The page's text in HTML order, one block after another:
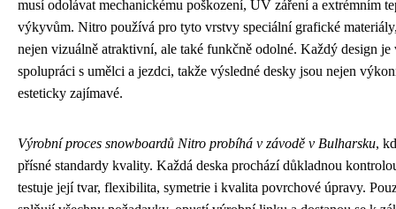
musí odolávat mechanickému poškození, UV záření a extrémním
výkyvům. Nitro používá pro tyto vrstvy speciální grafické
nejen vizuálně atraktivní, ale také funkčně odolné. Každý design je
spolupráci s umělci a jezdci, takže výsledné desky jsou nejen
esteticky zajímavé.
Výrobní proces snowboardů Nitro probíhá v závodě v Bulharsku,
přísné standardy kvality. Každá deska prochází důkladnou
testuje její tvar, flexibilita, symetrie i kvalita povrchové úpravy.